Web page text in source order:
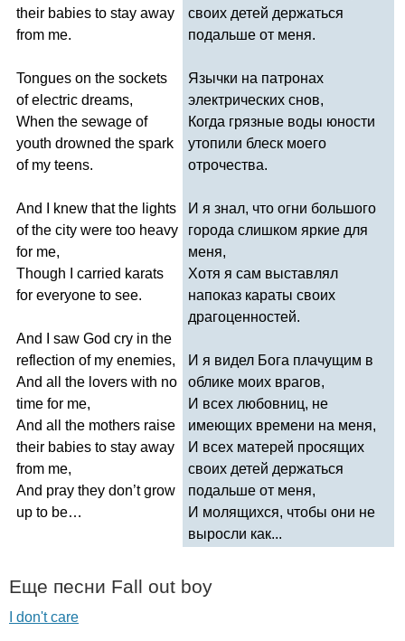
their babies to stay away
from me.
Tongues on the sockets
of electric dreams,
When the sewage of
youth drowned the spark
of my teens.
And knew that the lights
of the city were too heavy
for me,
Though
carried karats
for everyone to see.
And saw God cry in the
reflection of my enemies,
And all the lovers with no
time for me,
And all the mothers raise
their babies to stay away
from me,
And pray they don’t grow
up to be…
своих детей держаться
подальше от меня.
Язычки на патронах
электрических снов,
Когда грязные воды юности
утопили блеск моего
отрочества.
И я знал, что огни большого
города слишком яркие для
меня,
Хотя я сам выставлял
напоказ караты своих
драгоценностей.
И я видел Бога плачущим в
облике моих врагов,
И всех любовниц, не
имеющих времени на меня,
И всех матерей просящих
своих детей держаться
подальше от меня,
И молящихся, чтобы они не
выросли как...
Еще песни Fall out boy
I don't care